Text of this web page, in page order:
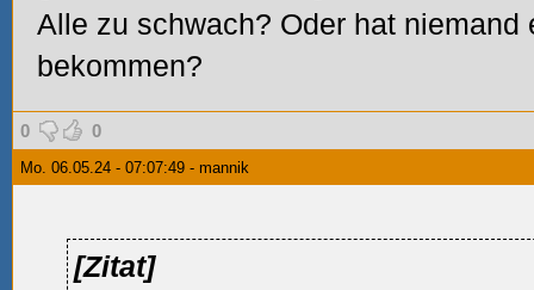
Alle zu schwach? Oder hat niemand
bekommen?
0 0
Mo. 06.05.24 - 07:07:49 - mannik
[Zitat]